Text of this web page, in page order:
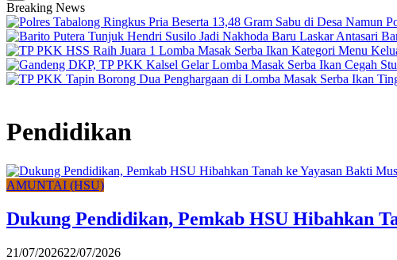
Breaking News
Pendidikan
AMUNTAI (HSU)
Dukung Pendidikan, Pemkab HSU Hibahkan
21/07/202622/07/2026